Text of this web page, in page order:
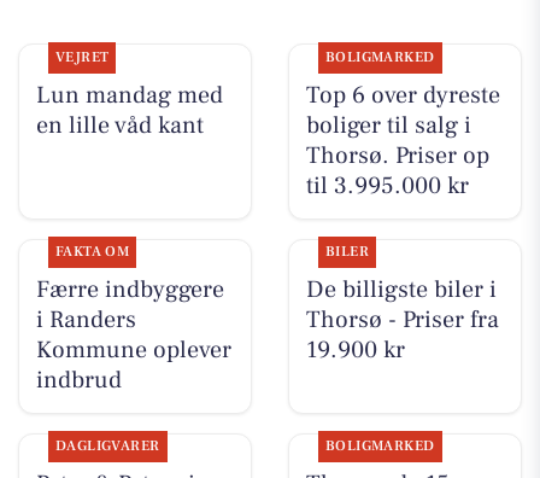
VEJRET
Lun mandag med
en lille våd kant
BOLIGMARKED
Top 6 over dyreste
boliger til salg i
Thorsø. Priser op
til 3.995.000 kr
FAKTA OM
Færre indbyggere
i Randers
Kommune oplever
indbrud
BILER
De billigste biler i
Thorsø - Priser fra
19.900 kr
DAGLIGVARER BOLIGMARKED